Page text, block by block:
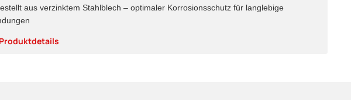
aus verzinktem Stahlblech – optimaler Korrosionsschutz für langlebige